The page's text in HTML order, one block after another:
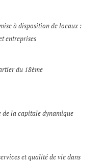
à disposition de locaux :
entreprises
du 18ème
de la capitale dynamique
et qualité de vie dans